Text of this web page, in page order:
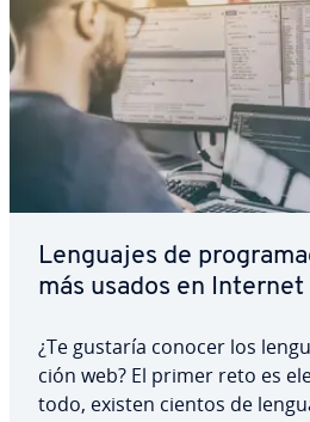
Lenguajes de
más usados en Internet
¿Te gustaría conocer los
ción web? El primer reto es
todo, existen cientos de